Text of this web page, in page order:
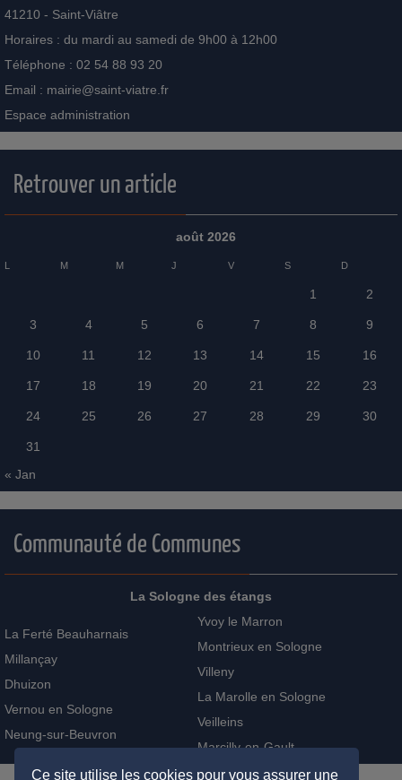
41210 - Saint-Viâtre
Horaires : du mardi au samedi de 9h00 à 12h00
Téléphone : 02 54 88 93 20
Email : mairie@saint-viatre.fr
Espace administration
Retrouver un article
août 2026
L M M J V S D
1 2
3 4 5 6 7 8 9
10 11 12 13 14 15 16
17 18 19 20 21 22 23
24 25 26 27 28 29 30
31
« Jan
Communauté de Communes
La Sologne des étangs
La Ferté Beauharnais
Millançay
Dhuizon
Vernou en Sologne
Neung-sur-Beuvron
Yvoy le Marron
Montrieux en Sologne
Villeny
La Marolle en Sologne
Veilleins
Marcilly-en-Gault
Ce site utilise les cookies pour vous assurer une